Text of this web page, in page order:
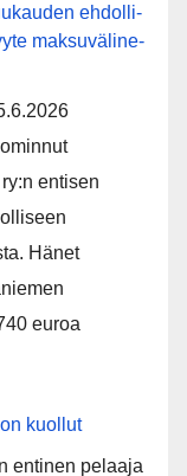
eh­dol­li­
mak­su­vä­li­ne­
entisen
Hänet
euroa
kuollut
entinen pelaaja